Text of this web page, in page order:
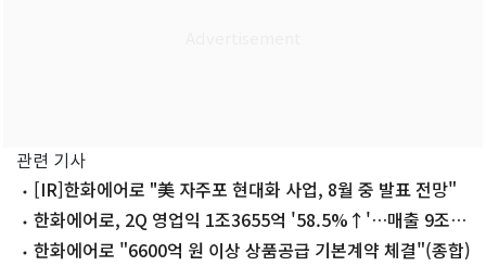
관련 기사
[IR]한화에어로 "美 자주포 현대화 사업, 8월 중 발표 전망"
한화에어로, 2Q 영업익 1조3655억 '58.5%↑'…매출 9조
2929억
한화에어로 "6600억 원 이상 상품공급 기본계약 체결"(종합)